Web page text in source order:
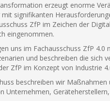
erzeugt enorme
signifikanten
ZfP im Zeichen der
eingenommen.
uns im Fachausschuss ZfP
und beschreiben die sich
ZfP im Konzept von Industrie
beschreiben wir
Unternehmen,